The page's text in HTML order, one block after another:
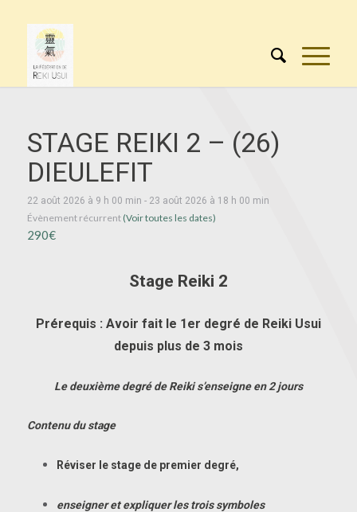
STAGE REIKI 2 – (26)
DIEULEFIT
22 août 2026 à 9 h 00 min - 23 août 2026 à 18 h 00 min
Évènement récurrent (Voir toutes les dates)
290€
Stage Reiki 2
Prérequis : Avoir fait le 1er degré de Reiki Usui
depuis plus de 3 mois
Le deuxième degré de Reiki s’enseigne en 2 jours
Contenu du stage
Réviser le stage de premier degré,
enseigner et expliquer les trois symboles